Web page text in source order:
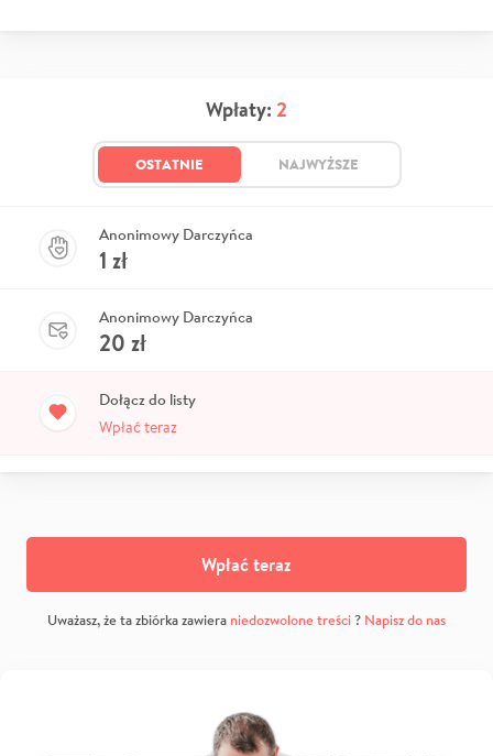
Wpłaty: 2
OSTATNIE NAJWYŻSZE
Anonimowy Darczyńca
1 zł
Anonimowy Darczyńca
20 zł
Dołącz do listy
Wpłać teraz
Wpłać teraz
Uważasz, że ta zbiórka zawiera niedozwolone treści? Napisz do nas